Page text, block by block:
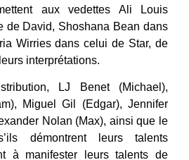
aux vedettes Ali Louis
de David, Shoshana Bean dans
Wirries dans celui de Star, de
interprétations.
LJ Benet (Michael),
Miguel Gil (Edgar), Jennifer
Nolan (Max), ainsi que le
démontrent leurs talents
à manifester leurs talents de